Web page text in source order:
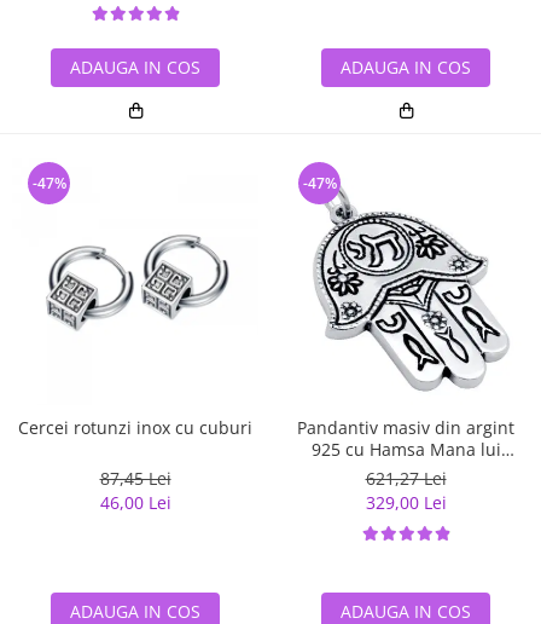
ADAUGA IN COS ADAUGA IN COS
Cercei rotunzi inox cu cuburi
87,45 Lei
46,00 Lei
-47%
ADAUGA IN COS
Pandantiv masiv din argint
925 cu Hamsa Mana lui
Fatima
621,27 Lei
329,00 Lei
-47%
ADAUGA IN COS